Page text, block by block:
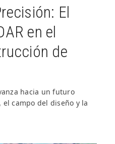
El
en el
de
hacia un futuro
campo del diseño y la